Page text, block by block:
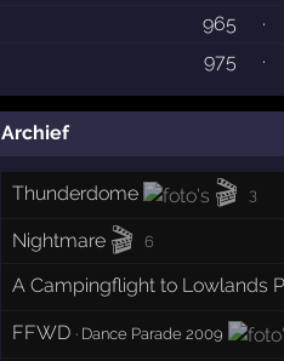
965 ·
975
·
Archief
Thunderdome 🎬 3
Nightmare 🎬 6
A Campingflight to Lowlands
FFWD · Dance Parade 2009